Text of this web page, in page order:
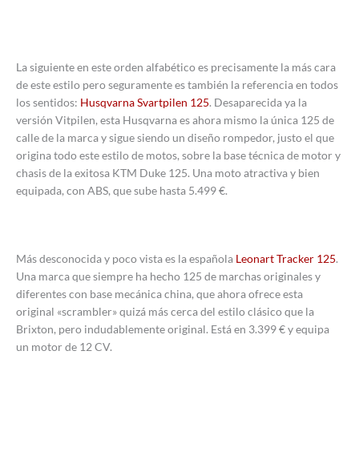
La siguiente en este orden alfabético es precisamente la más cara
de este estilo pero seguramente es también la referencia en todos
los sentidos: Husqvarna Svartpilen 125. Desaparecida ya la
versión Vitpilen, esta Husqvarna es ahora mismo la única 125 de
calle de la marca y sigue siendo un diseño rompedor, justo el que
origina todo este estilo de motos, sobre la base técnica de motor y
chasis de la exitosa KTM Duke 125. Una moto atractiva y bien
equipada, con ABS, que sube hasta 5.499 €.
Más desconocida y poco vista es la española Leonart Tracker 125.
Una marca que siempre ha hecho 125 de marchas originales y
diferentes con base mecánica china, que ahora ofrece esta
original «scrambler» quizá más cerca del estilo clásico que la
Brixton, pero indudablemente original. Está en 3.399 € y equipa
un motor de 12 CV.